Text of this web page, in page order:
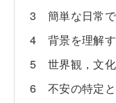
3 簡単な日常で
4 背景を理解
5 世界観，文
6 不安の特定